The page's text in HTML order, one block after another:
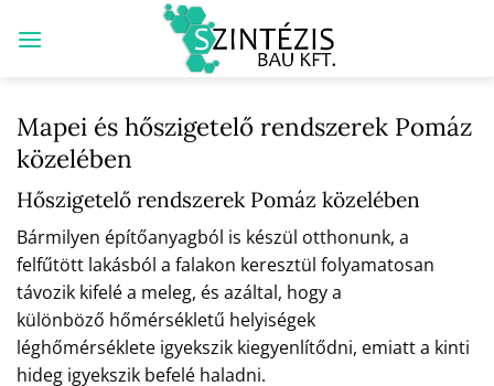
Mapei és hőszigetelő rendszerek Pomáz
közelében
Hőszigetelő rendszerek Pomáz közelében
Bármilyen építőanyagból is készül otthonunk, a
felfűtött lakásból a falakon keresztül folyamatosan
távozik kifelé a meleg, és azáltal, hogy a
különböző hőmérsékletű helyiségek
léghőmérséklete igyekszik kiegyenlítődni, emiatt a kinti
hideg igyekszik befelé haladni.